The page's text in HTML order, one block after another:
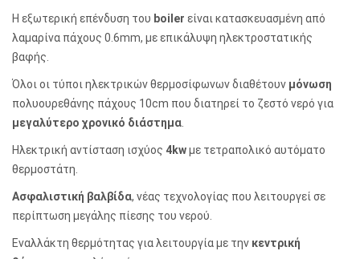
Η εξωτερική επένδυση του boiler είναι κατασκευασμένη από
λαμαρίνα πάχους 0.6mm, με επικάλυψη ηλεκτροστατικής
βαφής.
Όλοι οι τύποι ηλεκτρικών θερμοσίφωνων διαθέτουν μόνωση
πολυουρεθάνης πάχους 10cm που διατηρεί το ζεστό νερό για
μεγαλύτερο χρονικό διάστημα
Ηλεκτρική αντίσταση ισχύος 4kwμε τετραπολικό αυτόματο
θερμοστάτη.
Ασφαλιστική βαλβίδα, νέας τεχνολογίας που λειτουργεί σε
περίπτωση μεγάλης πίεσης του νερού.
Εναλλάκτη θερμότητας για λειτουργία με την κεντρική